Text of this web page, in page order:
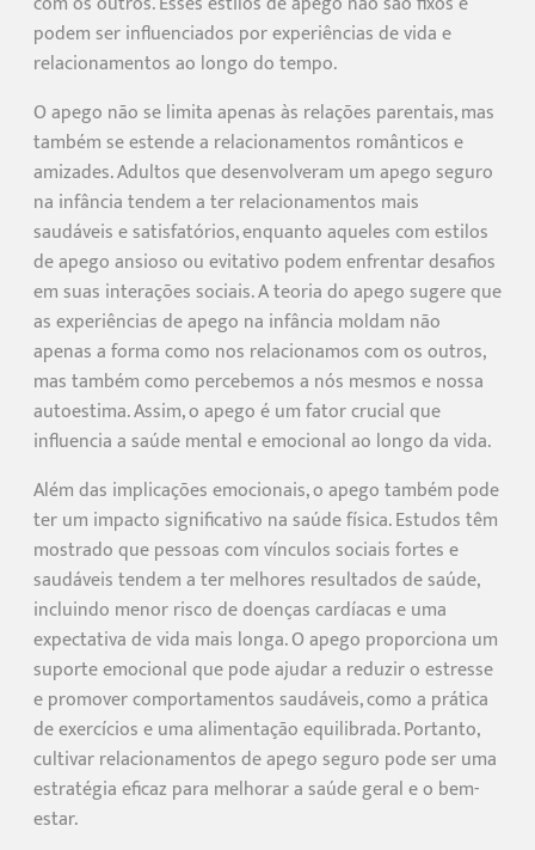
podem ser influenciados por experiências de vida e
relacionamentos ao longo do tempo.
O apego não se limita apenas às relações parentais, mas
também se estende a relacionamentos românticos e
amizades. Adultos que desenvolveram um apego seguro
na infância tendem a ter relacionamentos mais
saudáveis e satisfatórios, enquanto aqueles com estilos
de apego ansioso ou evitativo podem enfrentar desafios
em suas interações sociais. A teoria do apego sugere que
as experiências de apego na infância moldam não
apenas a forma como nos relacionamos com os outros,
mas também como percebemos a nós mesmos e nossa
autoestima. Assim, o apego é um fator crucial que
influencia a saúde mental e emocional ao longo da vida.
Além das implicações emocionais, o apego também pode
ter um impacto significativo na saúde física. Estudos têm
mostrado que pessoas com vínculos sociais fortes e
saudáveis tendem a ter melhores resultados de saúde,
incluindo menor risco de doenças cardíacas e uma
expectativa de vida mais longa. O apego proporciona um
suporte emocional que pode ajudar a reduzir o estresse
e promover comportamentos saudáveis, como a prática
de exercícios e uma alimentação equilibrada. Portanto,
cultivar relacionamentos de apego seguro pode ser uma
estratégia eficaz para melhorar a saúde geral e o bem-
estar.